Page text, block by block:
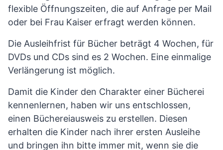
flexible Öffnungszeiten, die auf Anfrage per Mail
oder bei Frau Kaiser erfragt werden können.
Die Ausleihfrist für Bücher beträgt 4 Wochen, für
DVDs und CDs sind es 2 Wochen. Eine einmalige
Verlängerung ist möglich.
Damit die Kinder den Charakter einer Bücherei
kennenlernen, haben wir uns entschlossen,
einen Büchereiausweis zu erstellen. Diesen
erhalten die Kinder nach ihrer ersten Ausleihe
und bringen ihn bitte immer mit, wenn sie die